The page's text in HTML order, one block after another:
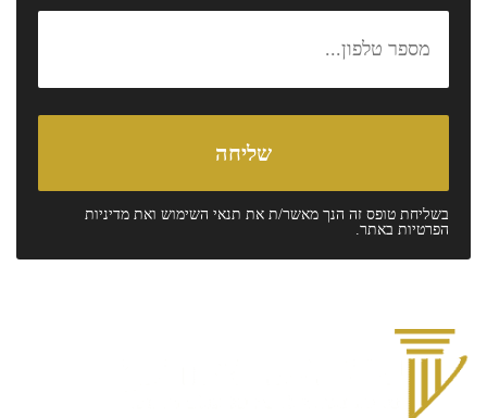
בשליחת טופס זה הנך מאשר/ת את תנאי השימוש ואת מדיניות
הפרטיות באתר.